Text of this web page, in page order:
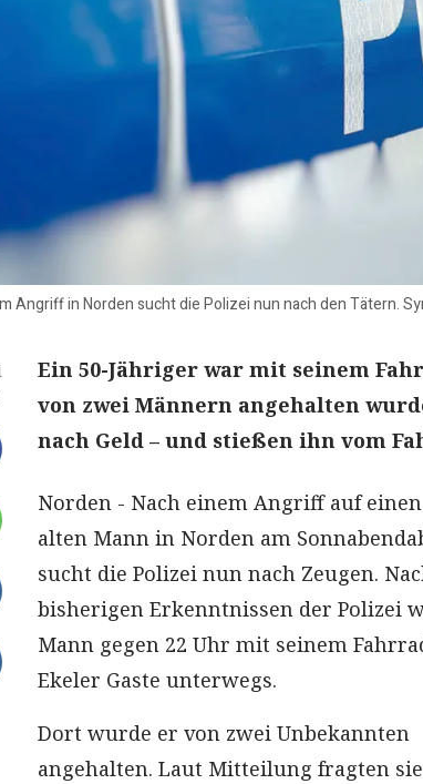
Angriff in Norden sucht die Polizei nun nach den Tätern.
Ein 50-Jähriger war mit seinem
von zwei Männern angehalten
nach Geld – und stießen ihn vom
Norden - Nach einem Angriff auf einen
alten Mann in Norden am
sucht die Polizei nun nach Zeugen.
bisherigen Erkenntnissen der Polizei
Mann gegen 22 Uhr mit seinem
Ekeler Gaste unterwegs.
Dort wurde er von zwei Unbekannten
angehalten. Laut Mitteilung fragten